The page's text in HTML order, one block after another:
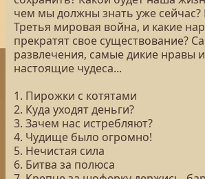
чем мы должны знать уже сейчас?
Третья мировая война, и какие
прекратят свое существование?
развлечения, самые дикие нравы
настоящие чудеса...
1. Пирожки с котятами
2. Куда уходят деньги?
3. Зачем нас истребляют?
4. Чудище было огромно!
5. Нечистая сила
6. Битва за полюса